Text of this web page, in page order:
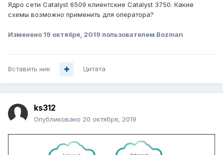
Ядро сети Catalyst 6509 клиентские Catalyst 3750. Какие
схемы возможно применить для оператора?
Изменено 19 октября, 2019 пользователем Bozman
Вставить ник Цитата
ks312
Опубликовано 20 октября, 2019